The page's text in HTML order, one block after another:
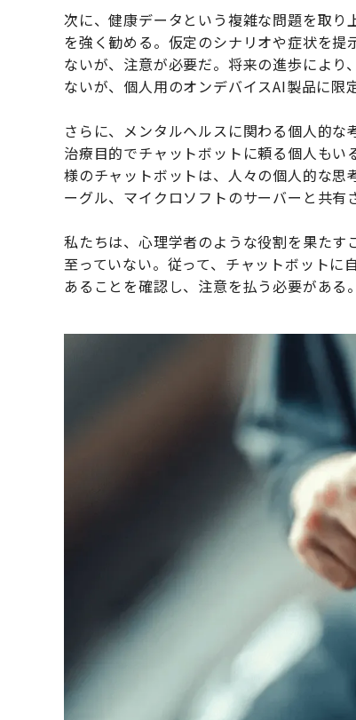
次に、健康データという複雑な問題を取
を強く勧める。仮定のシナリオや症状を
ないが、注意が必要だ。将来の進歩によ
ないが、個人用のオンデバイスAI製品に限
さらに、メンタルヘルスに関わる個人的な
治療目的でチャットボットに頼る個人も
様のチャットボットは、人々の個人的な
ーグル、マイクロソフトのサーバーと共有
私たちは、心理学者のような役割を果た
至っていない。従って、チャットボット
あることを確認し、注意を払う必要がある。